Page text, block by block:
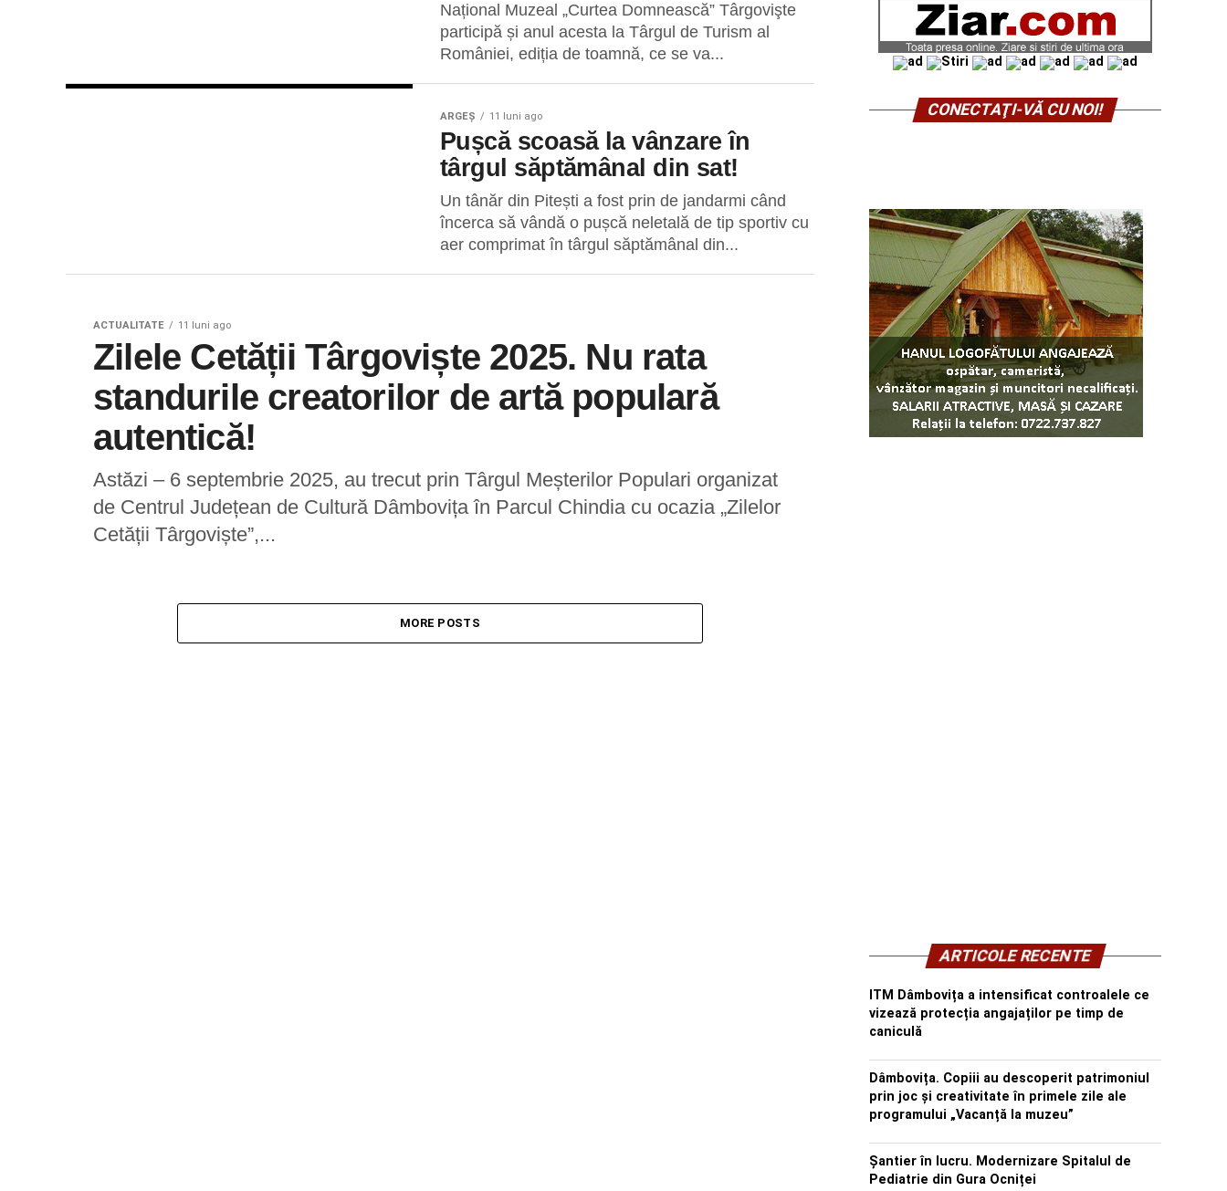
Național Muzeal „Curtea Domnească” Târgovişte
participă și anul acesta la Târgul de Turism al
României, ediția de toamnă, ce se va...
ARGEȘ 11 luni ago
Pușcă scoasă la vânzare în
târgul săptămânal din sat!
Un tânăr din Pitești a fost prin de jandarmi când
încerca să vândă o pușcă neletală de tip sportiv cu
aer comprimat în târgul săptămânal din...
ACTUALITATE 11 luni ago
Zilele Cetății Târgoviște 2025. Nu rata
standurile creatorilor de artă populară
autentică!
Astăzi – 6 septembrie 2025, au trecut prin Târgul Meșterilor Populari organizat
de Centrul Județean de Cultură Dâmbovița în Parcul Chindia cu ocazia „Zilelor
Cetății Târgoviște”,...
MORE POSTS
CONECTAŢI-VĂ CU NOI!
ARTICOLE RECENTE
ITM Dâmbovița a intensificat controalele ce
vizează protecția angajaților pe timp de
caniculă
Dâmbovița. Copiii au descoperit patrimoniul
prin joc și creativitate în primele zile ale
programului „Vacanță la muzeu”
Șantier în lucru. Modernizare Spitalul de
Pediatrie din Gura Ocniței